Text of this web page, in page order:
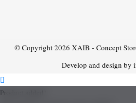
© Copyright 2026 XAIB - Concept
Develop and design by
Product added!